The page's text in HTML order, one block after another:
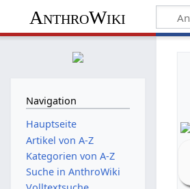
AnthroWiki
Navigation
Hauptseite
Artikel von A-Z
Kategorien von A-Z
Suche in AnthroWiki